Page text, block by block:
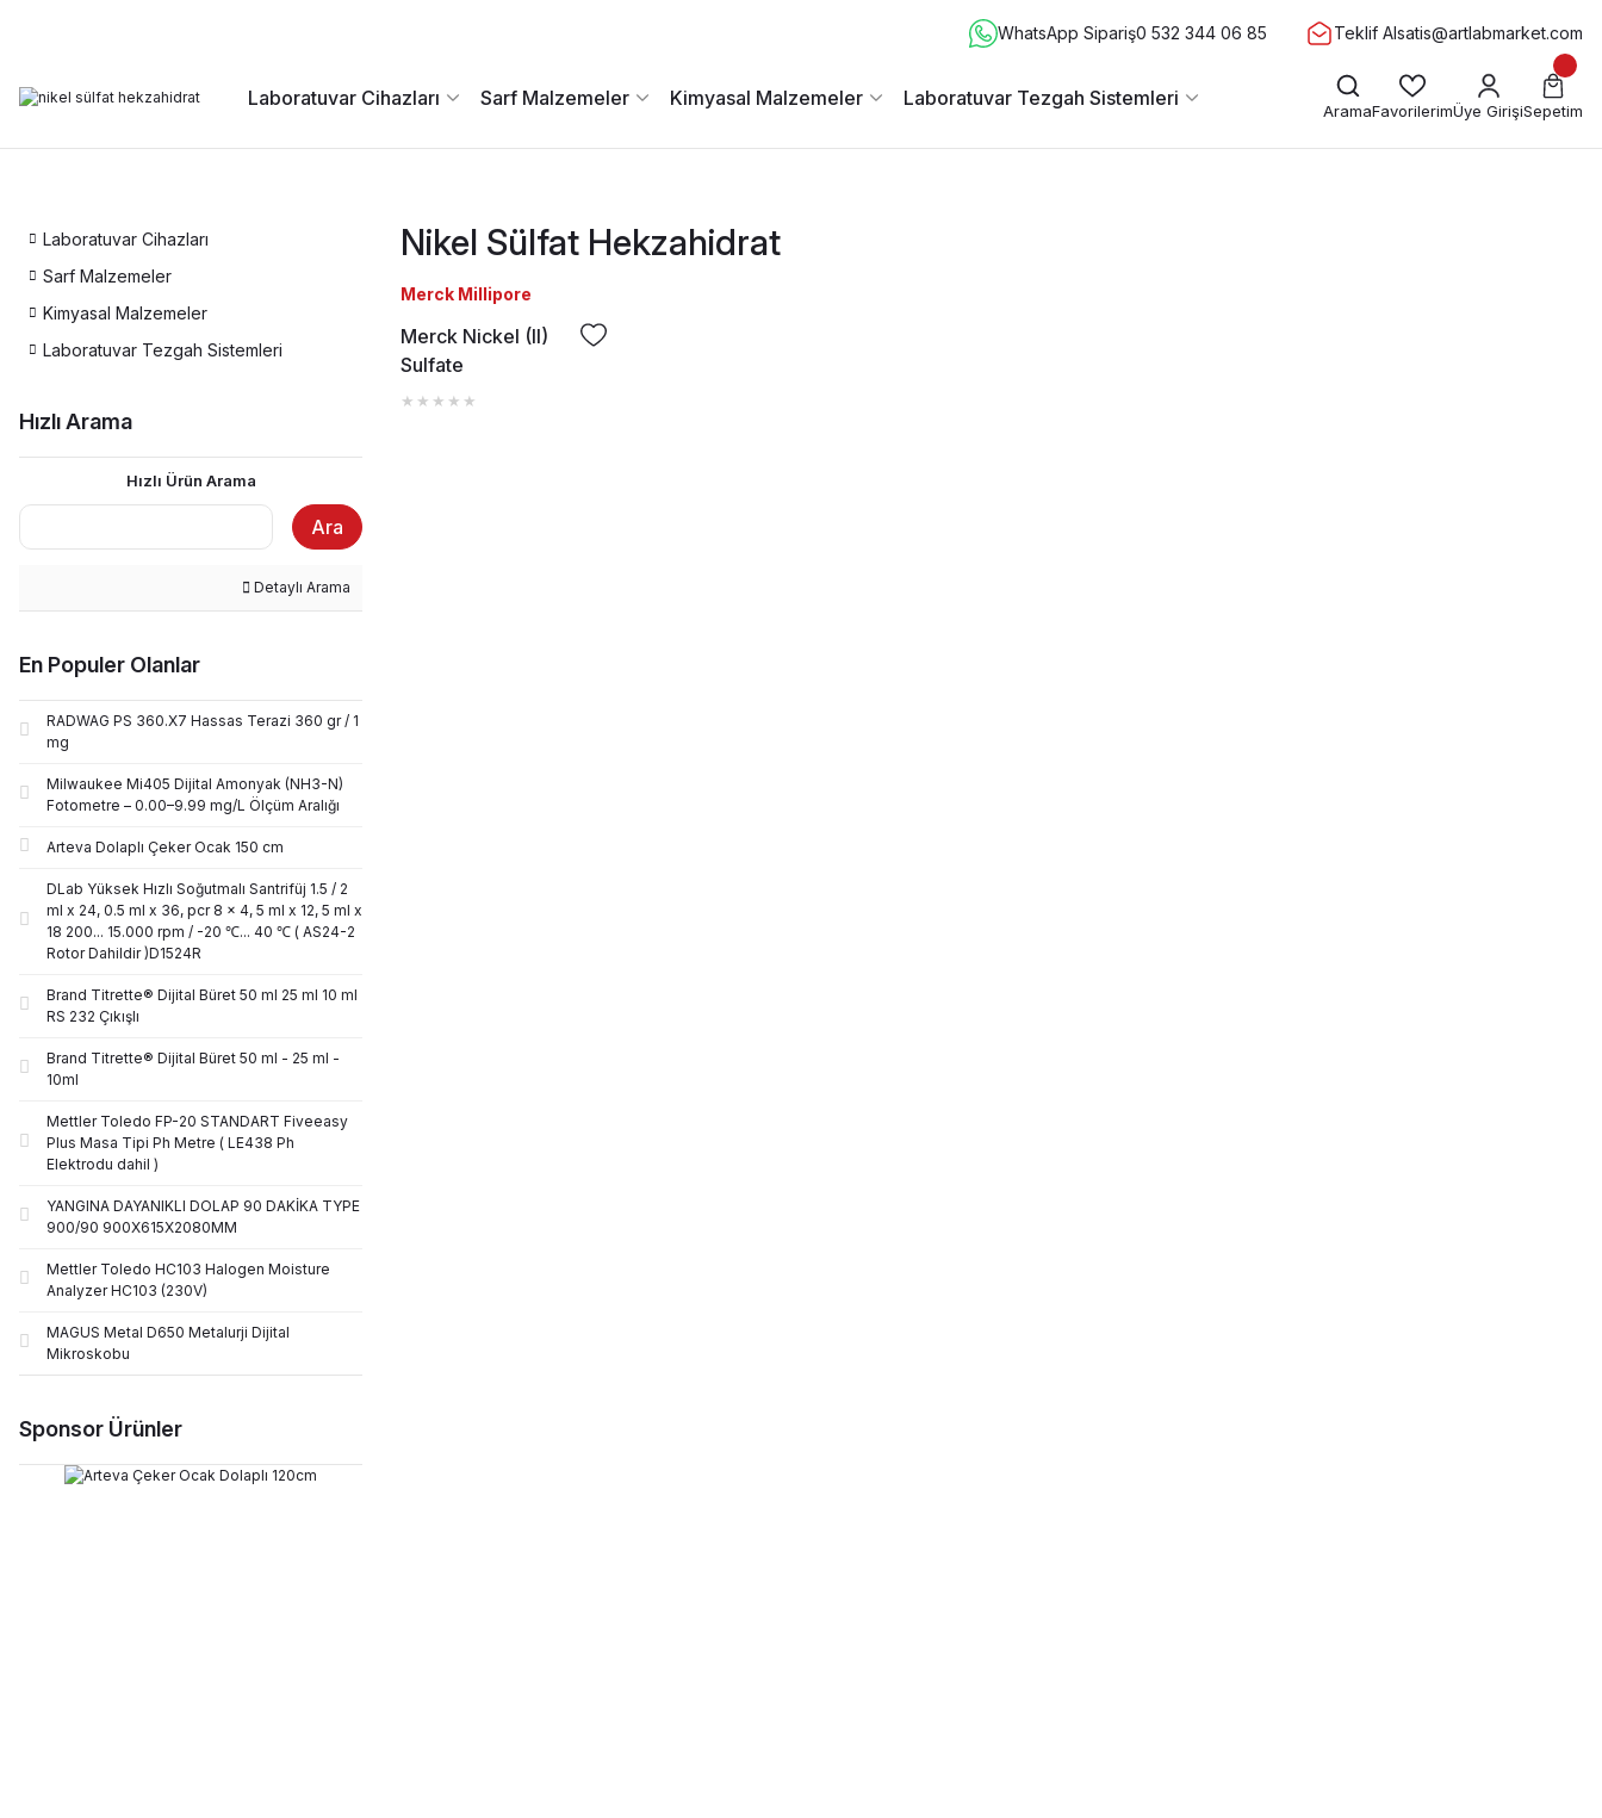
WhatsApp Sipariş0 532 344 06 85 Teklif Alsatis@artlabmarket.com
Laboratuvar Cihazları Sarf Malzemeler Kimyasal Malzemeler Laboratuvar Tezgah Sistemleri
AramaFavorilerimÜye GirişiSepetim
Laboratuvar Cihazları
Sarf Malzemeler
Kimyasal Malzemeler
Laboratuvar Tezgah Sistemleri
Hızlı Arama
Hızlı Ürün Arama
Ara
Detaylı Arama
En Populer Olanlar
RADWAG PS 360.X7 Hassas Terazi 360 gr / 1
mg
Milwaukee Mi405 Dijital Amonyak (NH3-N)
Fotometre – 0.00–9.99 mg/L Ölçüm Aralığı
Arteva Dolaplı Çeker Ocak 150 cm
DLab Yüksek Hızlı Soğutmalı Santrifüj 1.5 / 2
ml x 24, 0.5 ml x 36, pcr 8 x 4, 5 ml x 12, 5 ml x
18 200... 15.000 rpm / -20 ℃... 40 ℃ ( AS24-2
Rotor Dahildir )D1524R
Brand Titrette® Dijital Büret 50 ml 25 ml 10 ml
RS 232 Çıkışlı
Brand Titrette® Dijital Büret 50 ml - 25 ml -
10ml
Mettler Toledo FP-20 STANDART Fiveeasy
Plus Masa Tipi Ph Metre ( LE438 Ph
Elektrodu dahil )
YANGINA DAYANIKLI DOLAP 90 DAKİKA TYPE
900/90 900X615X2080MM
Mettler Toledo HC103 Halogen Moisture
Analyzer HC103 (230V)
MAGUS Metal D650 Metalurji Dijital
Mikroskobu
Sponsor Ürünler
Nikel Sülfat Hekzahidrat
Merck Millipore
Merck Nickel (II)
Sulfate
Hexahydrate Extra